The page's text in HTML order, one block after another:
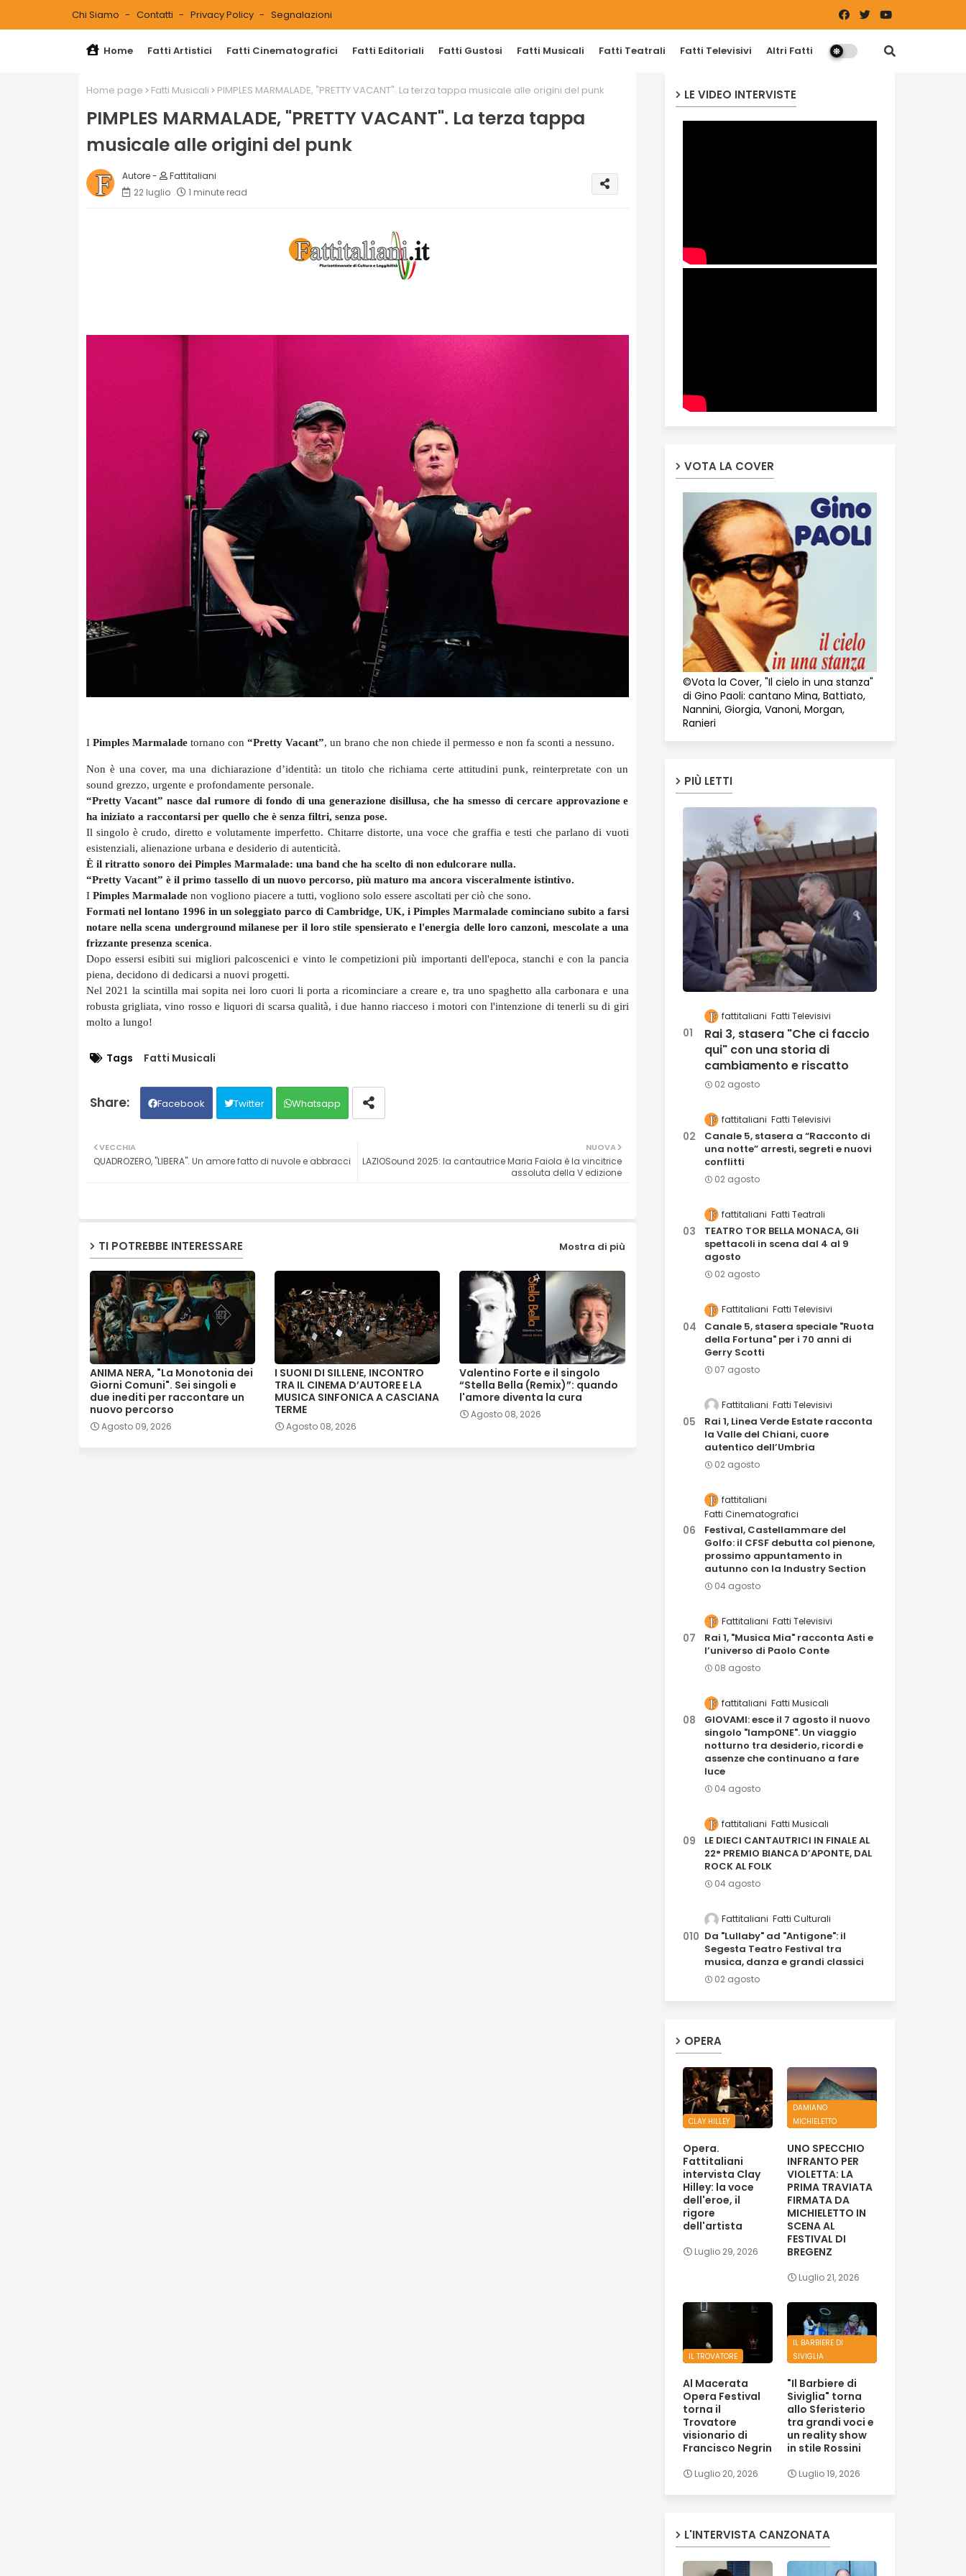
Chi Siamo Contatti Privacy Policy Segnalazioni
Home Fatti Artistici Fatti Cinematografici Fatti Editoriali Fatti Gustosi Fatti Musicali Fatti Teatrali Fatti Televisivi Altri Fatti
Home page Fatti Musicali PIMPLES MARMALADE, "PRETTY VACANT". La terza tappa musicale alle origini del punk
PIMPLES MARMALADE, "PRETTY VACANT". La terza tappa
musicale alle origini del punk
Fattitaliani
22 luglio
1 minute read
I Pimples Marmaladetornano con “Pretty Vacant”, un brano che non chiede il permesso e non fa sconti a nessuno.
Non è una cover, ma una dichiarazione d’identità: un titolo che richiama certe attitudini punk, reinterpretate con un
sound grezzo, urgente e profondamente personale.
“Pretty Vacant” nasce dal rumore di fondo di una generazione disillusa, che ha smesso di cercare approvazione e
ha iniziato a raccontarsi per quello che è senza filtri, senza pose.
Il singolo è crudo, diretto e volutamente imperfetto. Chitarre distorte, una voce che graffia e testi che parlano di vuoti
esistenziali, alienazione urbana e desiderio di autenticità.
È il ritratto sonoro dei Pimples Marmalade: una band che ha scelto di non edulcorare nulla.
“Pretty Vacant” è il primo tassello di un nuovo percorso, più maturo ma ancora visceralmente istintivo.
I Pimples Marmalade non vogliono piacere a tutti, vogliono solo essere ascoltati per ciò che sono.
Formati nel lontano 1996 in un soleggiato parco di Cambridge, UK, i Pimples Marmalade cominciano subito a farsi
notare nella scena underground milanese per il loro stile spensierato e l'energia delle loro canzoni, mescolate a una
frizzante presenza scenica.
Dopo essersi esibiti sui migliori palcoscenici e vinto le competizioni più importanti dell'epoca, stanchi e con la pancia
piena, decidono di dedicarsi a nuovi progetti.
Nel 2021 la scintilla mai sopita nei loro cuori li porta a ricominciare a creare e, tra uno spaghetto alla carbonara e una
robusta grigliata, vino rosso e liquori di scarsa qualità, i due hanno riacceso i motori con l'intenzione di tenerli su di giri
molto a lungo!
Tags Fatti Musicali
Facebook Twitter Whatsapp
NUOVA
LAZIOSound 2025: la cantautrice Maria Faiola è la vincitrice
assoluta della V edizione
VECCHIA
QUADROZERO, "LIBERA". Un amore fatto di nuvole e abbracci
TI POTREBBE INTERESSARE Mostra di più
ANIMA NERA, "La Monotonia dei
Giorni Comuni". Sei singoli e
due inediti per raccontare un
nuovo percorso
Agosto 09, 2026
I SUONI DI SILLENE, INCONTRO
TRA IL CINEMA D’AUTORE E LA
MUSICA SINFONICA A CASCIANA
TERME
Agosto 08, 2026
Valentino Forte e il singolo
“Stella Bella (Remix)”: quando
l'amore diventa la cura
Agosto 08, 2026
LE VIDEO INTERVISTE
VOTA LA COVER
©Vota la Cover, "Il cielo in una stanza"
di Gino Paoli: cantano Mina, Battiato,
Nannini, Giorgia, Vanoni, Morgan,
Ranieri
PIÙ LETTI
fattitaliani Fatti Televisivi
Rai 3, stasera "Che ci faccio
qui" con una storia di
cambiamento e riscatto
02 agosto
fattitaliani Fatti Televisivi
Canale 5, stasera a “Racconto di
una notte” arresti, segreti e nuovi
conflitti
02 agosto
fattitaliani Fatti Teatrali
TEATRO TOR BELLA MONACA, Gli
spettacoli in scena dal 4 al 9
agosto
02 agosto
Fattitaliani Fatti Televisivi
Canale 5, stasera speciale "Ruota
della Fortuna" per i 70 anni di
Gerry Scotti
07 agosto
Fattitaliani Fatti Televisivi
Rai 1, Linea Verde Estate racconta
la Valle del Chiani, cuore
autentico dell’Umbria
02 agosto
fattitaliani
Fatti Cinematografici
Festival, Castellammare del
Golfo: il CFSF debutta col pienone,
prossimo appuntamento in
autunno con la Industry Section
04 agosto
Fattitaliani Fatti Televisivi
Rai 1, "Musica Mia" racconta Asti e
l’universo di Paolo Conte
08 agosto
fattitaliani Fatti Musicali
GIOVAMI: esce il 7 agosto il nuovo
singolo "lampONE". Un viaggio
notturno tra desiderio, ricordi e
assenze che continuano a fare
luce
04 agosto
fattitaliani Fatti Musicali
LE DIECI CANTAUTRICI IN FINALE AL
22° PREMIO BIANCA D’APONTE, DAL
ROCK AL FOLK
04 agosto
Fattitaliani Fatti Culturali
Da "Lullaby" ad "Antigone": il
Segesta Teatro Festival tra
musica, danza e grandi classici
02 agosto
OPERA
CLAY HILLEY
Opera.
Fattitaliani
intervista Clay
Hilley: la voce
dell'eroe, il
rigore
dell'artista
Luglio 29, 2026
DAMIANO
MICHIELETTO
UNO SPECCHIO
INFRANTO PER
VIOLETTA: LA
PRIMA TRAVIATA
FIRMATA DA
MICHIELETTO IN
SCENA AL
FESTIVAL DI
BREGENZ
Luglio 21, 2026
IL TROVATORE
Al Macerata
Opera Festival
torna il
Trovatore
visionario di
Francisco Negrin
Luglio 20, 2026
IL BARBIERE DI
SIVIGLIA
"Il Barbiere di
Siviglia" torna
allo Sferisterio
tra grandi voci e
un reality show
in stile Rossini
Luglio 19, 2026
L'INTERVISTA CANZONATA